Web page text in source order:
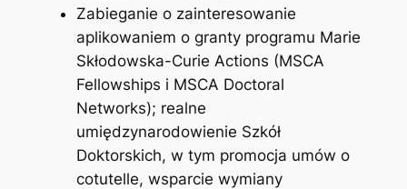
Zabieganie o zainteresowanie
aplikowaniem o granty programu Marie
Skłodowska-Curie Actions (MSCA
Fellowships i MSCA Doctoral
Networks); realne
umiędzynarodowienie Szkół
Doktorskich, w tym promocja umów o
cotutelle, wsparcie wymiany